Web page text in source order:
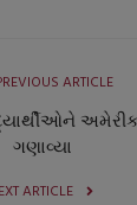
ARTICLE
ગણાવ્યા
ARTICLE